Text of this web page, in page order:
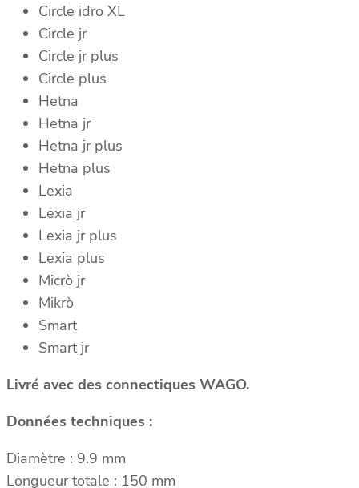
Circle idro XL
Circle jr
Circle jr plus
Circle plus
Hetna
Hetna jr
Hetna jr plus
Hetna plus
Lexia
Lexia jr
Lexia jr plus
Lexia plus
Micrò jr
Mikrò
Smart
Smart jr
Livré avec des connectiques WAGO.
Données techniques :
Diamètre : 9.9 mm
Longueur totale : 150 mm